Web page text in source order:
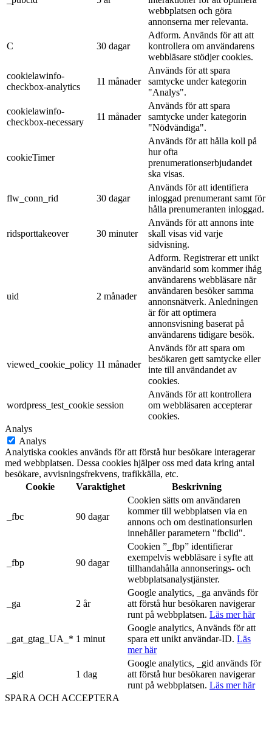
webbplatsen och göra
annonserna mer relevanta.
C 30 dagar
Adform. Används för att att
kontrollera om användarens
webbläsare stödjer cookies.
cookielawinfo-
checkbox-analytics
11 månader
Används för att spara
samtycke under kategorin
"Analys".
cookielawinfo-
checkbox-necessary
11 månader
Används för att spara
samtycke under kategorin
"Nödvändiga".
cookieTimer
Används för att hålla koll på
hur ofta
prenumerationserbjudandet
ska visas.
flw_conn_rid 30 dagar
Används för att identifiera
inloggad prenumerant samt för
hålla prenumeranten inloggad.
ridsporttakeover 30 minuter
Används för att annons inte
skall visas vid varje
sidvisning.
uid 2 månader
Adform. Registrerar ett unikt
användarid som kommer ihåg
användarens webbläsare när
användaren besöker samma
annonsnätverk. Anledningen
är för att optimera
annonsvisning baserat på
användarens tidigare besök.
viewed_cookie_policy 11 månader
Används för att spara om
besökaren gett samtycke eller
inte till användandet av
cookies.
wordpress_test_cookie session
Används för att kontrollera
om webbläsaren accepterar
cookies.
Analys
Analys
Analytiska cookies används för att förstå hur besökare interagerar
med webbplatsen. Dessa cookies hjälper oss med data kring antal
besökare, avvisningsfrekvens, trafikkälla, etc.
Cookie
Varaktighet Beskrivning
_fbc 90 dagar
Cookien sätts om användaren
kommer till webbplatsen via en
annons och om destinationsurlen
innehåller parametern "fbclid".
_fbp 90 dagar
Cookien ”_fbp” identifierar
exempelvis webbläsare i syfte att
tillhandahålla annonserings- och
webbplatsanalystjänster.
_ga 2 år
Google analytics, _ga används för
att förstå hur besökaren navigerar
runt på webbplatsen. Läs mer här
_gat_gtag_UA_* 1 minut
Google analytics, Används för att
spara ett unikt användar-ID. Läs
mer här
_gid 1 dag
Google analytics, _gid används för
att förstå hur besökaren navigerar
runt på webbplatsen. Läs mer här
SPARA OCH ACCEPTERA